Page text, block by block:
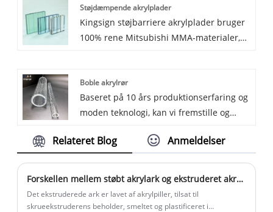
fremragende solid blank overflade, lille
tolerance. Det er meget udbredt til
akvarier, hyperbarisk kammer, vandland
Støjdæmpende akrylplader
Kingsign støjbarriere akrylplader bruger
100% rene Mitsubishi MMA-materialer,
lydstopfunktion kan akrylplader med
støjskærm transmittere 93 % lys.
Boble akrylrør
Baseret på 10 års produktionserfaring og
moden teknologi, kan vi fremstille og
boble akrylrør med forskellige diametre,
kan bruges til belysningssøjler,
dekorationsbelysningsenhed.
Relateret Blog Anmeldelser
Forskellen mellem støbt akrylark og ekstruderet akrylark.
Det ekstruderede ark er lavet af akrylpiller, tilsat til
skrueekstruderens beholder, smeltet og plastificeret i